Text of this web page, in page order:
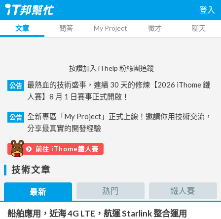
登入
文章 問答 My Project 徵才 聊天
按讚加入 iThelp 粉絲團追蹤
公告
最熱血的技術盛事，連續 30 天的修煉【2026 iThome 鐵
人賽】8 月 1 日賽事正式開啟！
公告
全新專區「My Project」正式上線！邀請你用技術交流，
分享最真實的開發經驗
前往 iThome鐵人賽
技術文章
最新 熱門 鐵人賽
船舶應用，近海 4G LTE，航運 Starlink 整合運用